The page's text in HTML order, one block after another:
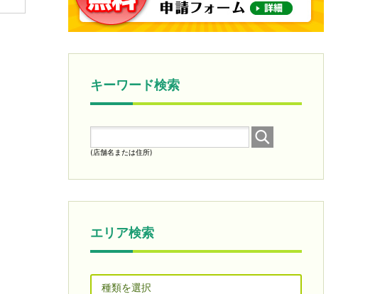
キーワード検索
(店舗名または住所)
エリア検索